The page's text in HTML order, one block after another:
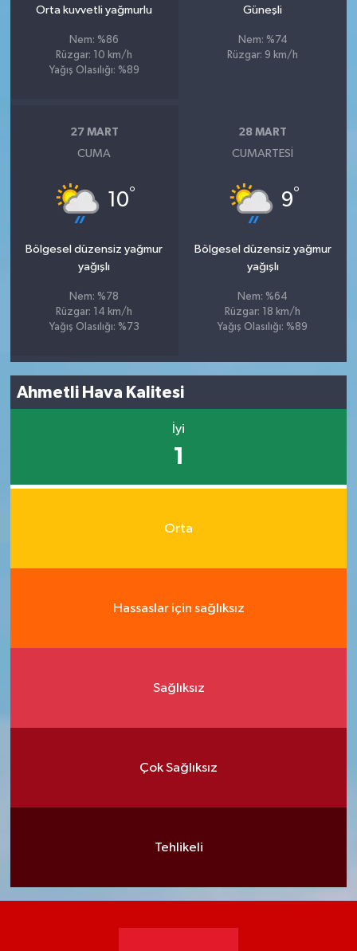
Orta kuvvetli yağmurlu
Nem: %86
Rüzgar: 10 km/h
Yağış Olasılığı: %89
Güneşli
Nem: %74
Rüzgar: 9 km/h
27 MART
CUMA
10°
Bölgesel düzensiz yağmur
yağışlı
Nem: %78
Rüzgar: 14 km/h
Yağış Olasılığı: %73
28 MART
CUMARTESI
9°
Bölgesel düzensiz yağmur
yağışlı
Nem: %64
Rüzgar: 18 km/h
Yağış Olasılığı: %89
Ahmetli Hava Kalitesi
İyi
1
Orta
Hassaslar için sağlıksız
Sağlıksız
Çok Sağlıksız
Tehlikeli